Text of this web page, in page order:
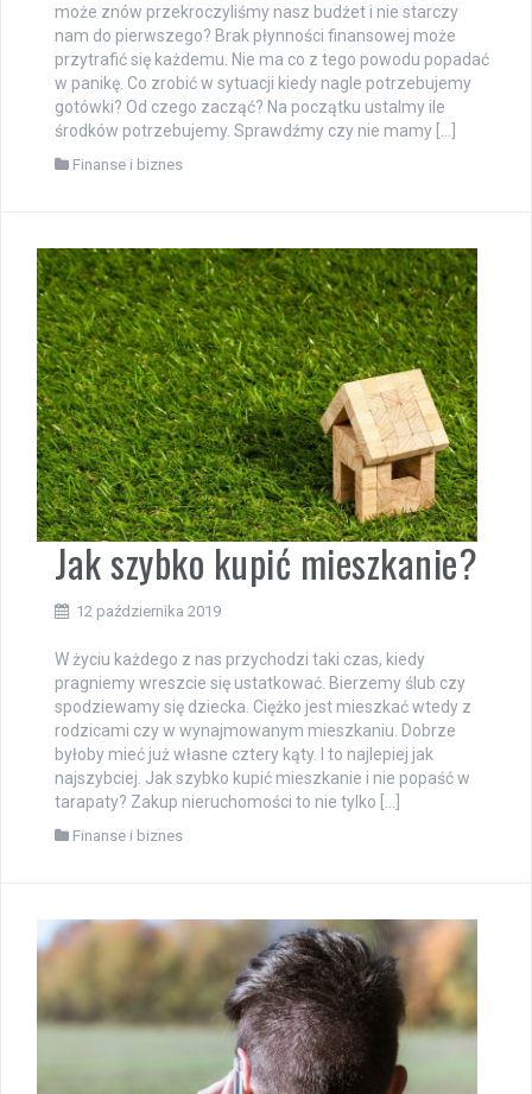
może znów przekroczyliśmy nasz budżet i nie starczy
nam do pierwszego? Brak płynności finansowej może
przytrafić się każdemu. Nie ma co z tego powodu popadać
w panikę. Co zrobić w sytuacji kiedy nagle potrzebujemy
gotówki? Od czego zacząć? Na początku ustalmy ile
środków potrzebujemy. Sprawdźmy czy nie mamy […]
Finanse i biznes
Jak szybko kupić mieszkanie?
12 października 2019
W życiu każdego z nas przychodzi taki czas, kiedy
pragniemy wreszcie się ustatkować. Bierzemy ślub czy
spodziewamy się dziecka. Ciężko jest mieszkać wtedy z
rodzicami czy w wynajmowanym mieszkaniu. Dobrze
byłoby mieć już własne cztery kąty. I to najlepiej jak
najszybciej. Jak szybko kupić mieszkanie i nie popaść w
tarapaty? Zakup nieruchomości to nie tylko […]
Finanse i biznes